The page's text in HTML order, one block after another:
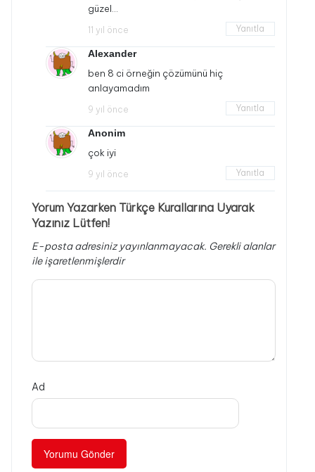
güzel…
11 yıl önce Yanıtla
Alexander
ben 8 ci örneğin çözümünü hiç
anlayamadım
9 yıl önce Yanıtla
Anonim
çok iyi
9 yıl önce Yanıtla
Yorum Yazarken Türkçe Kurallarına Uyarak
Yazınız Lütfen!
E-posta adresiniz yayınlanmayacak. Gerekli alanlar
ile işaretlenmişlerdir
Ad